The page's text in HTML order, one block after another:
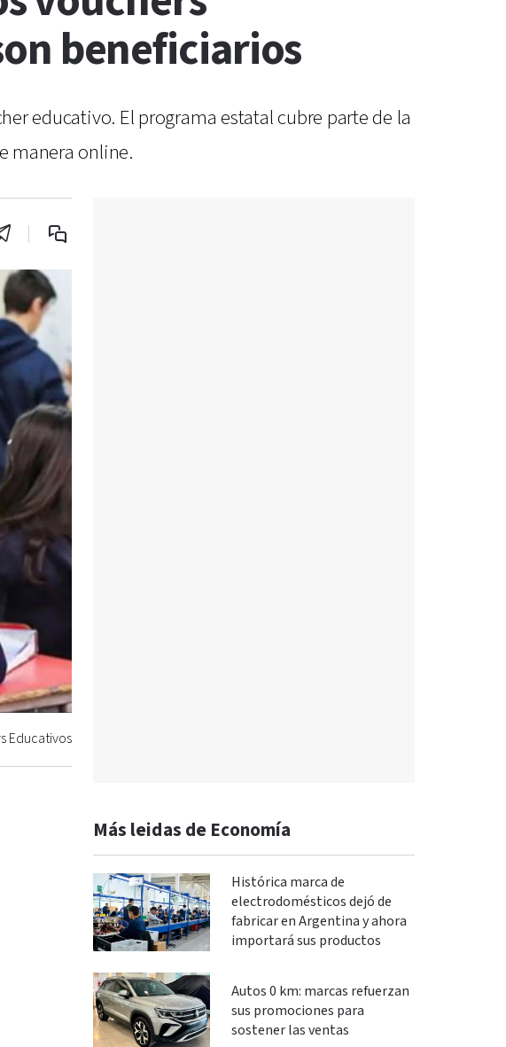
beneficiarios
educativo. El programa estatal cubre parte de la
manera online.
Educativos
Más leidas de Economía
Histórica marca de
electrodomésticos dejó de
fabricar en Argentina y ahora
importará sus productos
Autos 0 km: marcas refuerzan
sus promociones para
sostener las ventas